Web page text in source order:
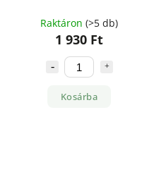
Raktáron (>5 db)
1 930 Ft
Kosárba